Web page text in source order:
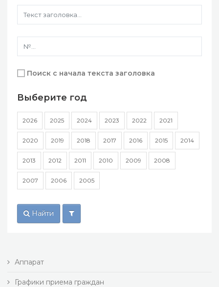
Поиск с начала текста заголовка
Выберите год
2026 2025 2024 2023 2022 2021
2020 2019 2018 2017 2016 2015 2014
2013 2012 2011 2010 2009 2008
2007 2006 2005
Найти
Аппарат
Графики приема граждан